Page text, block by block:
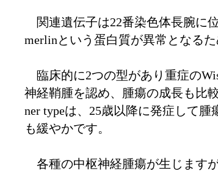
関連遺伝子は22番染色体長腕に
merlinという蛋白質が異常となる
臨床的に2つの型があり重症の
神経鞘腫を認め、腫瘍の成長も比
ner typeは、25歳以降に発症して腫
も緩やかです。
各種の中枢神経腫瘍が生じます